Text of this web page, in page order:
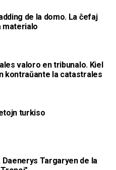
de la domo. La ĉefaj
materialo
valoro en tribunalo. Kiel
kontraŭante la catastrales
turkiso
Targaryen de la